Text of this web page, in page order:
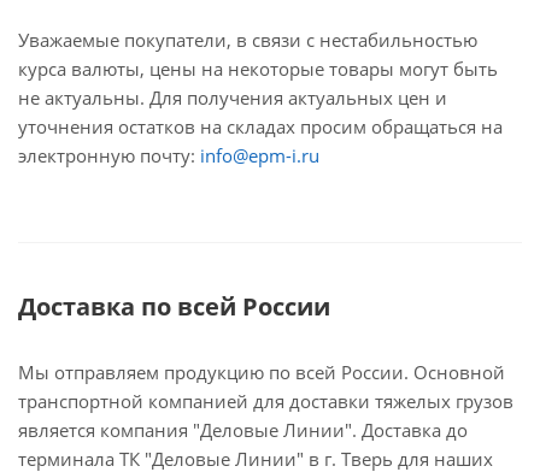
Уважаемые покупатели, в связи с нестабильностью
курса валюты, цены на некоторые товары могут быть
не актуальны. Для получения актуальных цен и
уточнения остатков на складах просим обращаться на
электронную почту: info@epm-i.ru
Доставка по всей России
Мы отправляем продукцию по всей России. Основной
транспортной компанией для доставки тяжелых грузов
является компания "Деловые Линии". Доставка до
терминала ТК "Деловые Линии" в г. Тверь для наших